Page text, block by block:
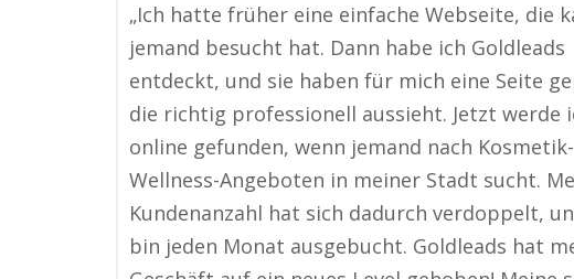
„Ich hatte früher eine einfache Webseite, die
jemand besucht hat. Dann habe ich Goldleads
entdeckt, und sie haben für mich eine Seite
die richtig professionell aussieht. Jetzt werde
online gefunden, wenn jemand nach
Wellness-Angeboten in meiner Stadt sucht.
Kundenanzahl hat sich dadurch verdoppelt,
bin jeden Monat ausgebucht. Goldleads hat